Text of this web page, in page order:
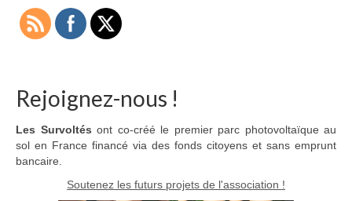
Rejoignez-nous !
Les Survoltés ont co-créé le premier parc photovoltaïque au
sol en France financé via des fonds citoyens et sans emprunt
bancaire.
Soutenez les futurs projets de l'association !